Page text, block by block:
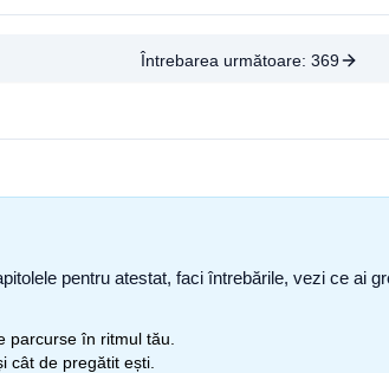
Întrebarea următoare: 369
pentru atestat, faci întrebările, vezi ce ai
parcurse în ritmul tău.
cât de pregătit ești.